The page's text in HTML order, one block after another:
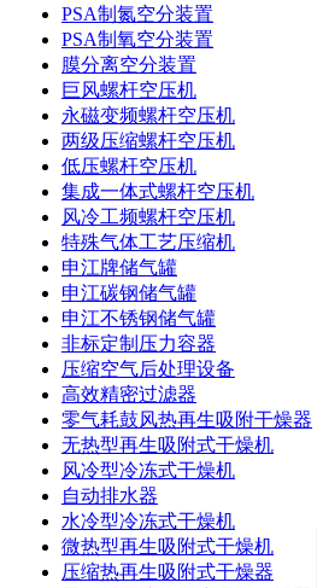
PSA制氮空分装置
PSA制氧空分装置
膜分离空分装置
巨风螺杆空压机
永磁变频螺杆空压机
两级压缩螺杆空压机
低压螺杆空压机
集成一体式螺杆空压机
风冷工频螺杆空压机
特殊气体工艺压缩机
申江牌储气罐
申江碳钢储气罐
申江不锈钢储气罐
非标定制压力容器
压缩空气后处理设备
高效精密过滤器
零气耗鼓风热再生吸附干燥器
无热型再生吸附式干燥机
风冷型冷冻式干燥机
自动排水器
水冷型冷冻式干燥机
微热型再生吸附式干燥机
压缩热再生吸附式干燥器